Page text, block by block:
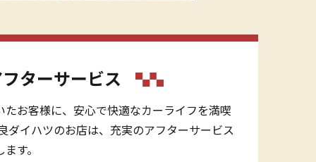
ターサービス
お客様に、安心で快適なカーライフを満喫
ダイハツのお店は、充実のアフターサービス
す。